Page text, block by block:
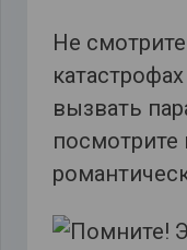
Не
вызвать